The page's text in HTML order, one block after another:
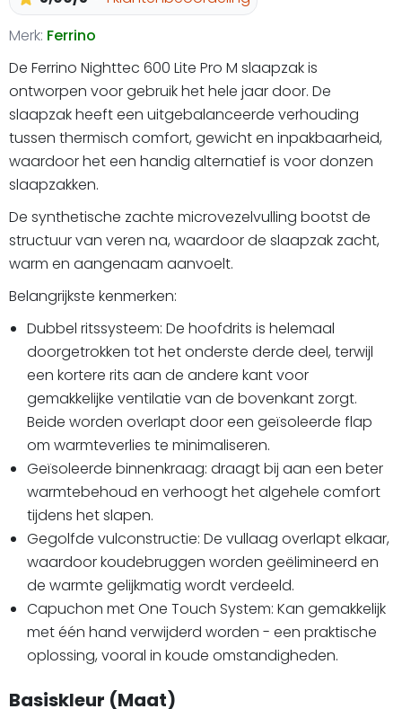
Merk: Ferrino
De Ferrino Nighttec 600 Lite Pro M slaapzak is
ontworpen voor gebruik het hele jaar door. De
slaapzak heeft een uitgebalanceerde verhouding
tussen thermisch comfort, gewicht en inpakbaarheid,
waardoor het een handig alternatief is voor donzen
slaapzakken.
De synthetische zachte microvezelvulling bootst de
structuur van veren na, waardoor de slaapzak zacht,
warm en aangenaam aanvoelt.
Belangrijkste kenmerken:
Dubbel ritssysteem: De hoofdrits is helemaal
doorgetrokken tot het onderste derde deel, terwijl
een kortere rits aan de andere kant voor
gemakkelijke ventilatie van de bovenkant zorgt.
Beide worden overlapt door een geïsoleerde flap
om warmteverlies te minimaliseren.
Geïsoleerde binnenkraag: draagt bij aan een beter
warmtebehoud en verhoogt het algehele comfort
tijdens het slapen.
Gegolfde vulconstructie: De vullaag overlapt elkaar,
waardoor koudebruggen worden geëlimineerd en
de warmte gelijkmatig wordt verdeeld.
Capuchon met One Touch System: Kan gemakkelijk
met één hand verwijderd worden - een praktische
oplossing, vooral in koude omstandigheden.
Basiskleur (Maat)